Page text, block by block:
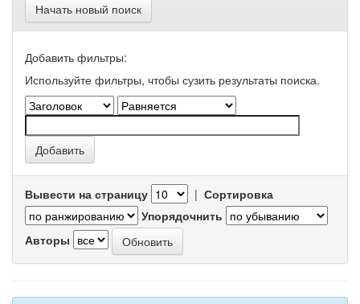
Начать новый поиск
Добавить фильтры:
Используйте фильтры, чтобы сузить результаты поиска.
Вывести на страницу | Сортировка
Упорядочнить
Авторы